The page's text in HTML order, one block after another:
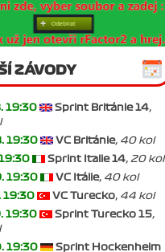
ZÁVODY
19:30 Sprint Británie 14,
19:30 VC Británie, 40 kol
Sprint Italie 14, 20 kol
19:30 VC Itálie, 40 kol
19:30 VC Turecko, 44 kol
19:30 Sprint Turecko 15,
19:30
Sprint Hockenheim